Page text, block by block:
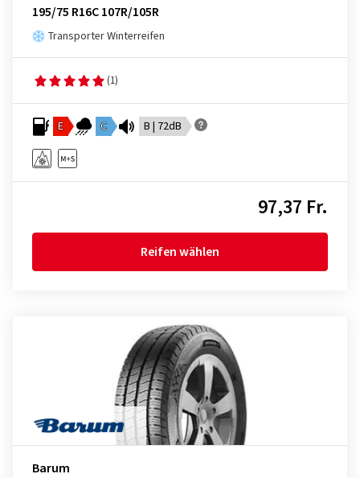
195/75 R16C 107R/105R
Transporter Winterreifen
(1)
E C B | 72dB
97,37 Fr.
Reifen wählen
Barum